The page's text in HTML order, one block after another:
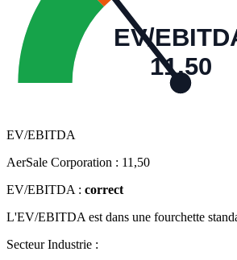
EV/
11,50
EV/EBITDA
AerSale Corporation : 11,50
EV/EBITDA : correct
L'EV/EBITDA est dans une fourchette
Secteur Industrie :